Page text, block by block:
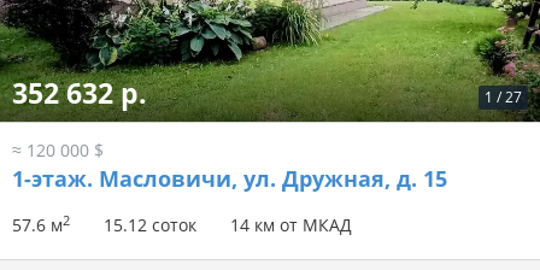
1 /27
352 632 р.
≈ 120 000 $
1-этаж. Масловичи, ул. Дружная, д. 15
57.6 м2 15.12 соток 14 км от МКАД